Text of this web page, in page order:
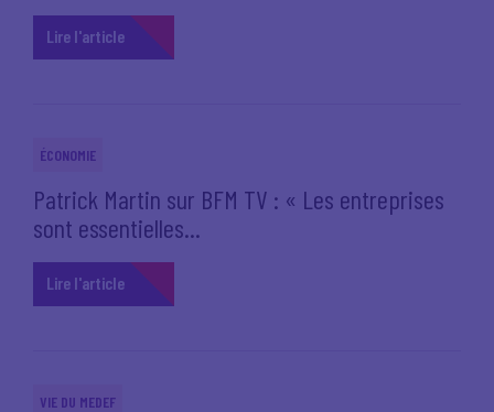
Lire l'article
ÉCONOMIE
Patrick Martin sur BFM TV : « Les entreprises
sont essentielles...
Lire l'article
VIE DU MEDEF